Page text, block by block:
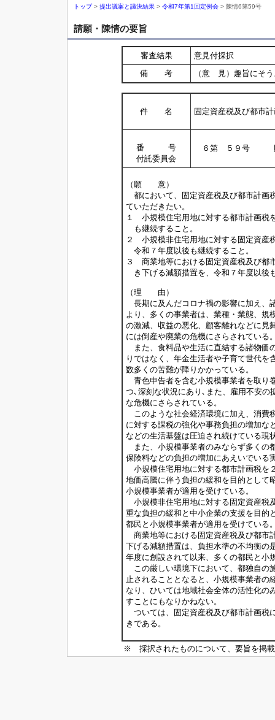
トップ> 提出議案と議決結果 > 令和7年第1回定例会 > 陳情6第59号
請願・陳情の要旨
審査結果
意見付採択
備 考
（意 見）趣旨にそ
件 名 固定資産税及び都市
番 号
付託委員会
６第 ５９号
（願 意）
都において、固定資産税及び都市計画
ていただきたい。
１ 小規模住宅用地に対する都市計画税
も継続すること。
２ 小規模非住宅用地に対する固定資産
令和７年度以後も継続すること。
３ 商業地等における固定資産税及び都
き下げる減額措置を、令和７年度以後
（理 由）
長期に及んだコロナ禍の影響に加え、
より、多くの事業者は、業種・業態、規
の激減、収益の悪化、顧客離れなどに見
には倒産や廃業の危機にさらされている
また、食料品や生活に直結する諸物価
りではなく、年金生活者や子育て世代を
数多くの苦難が降りかかっている。
青色申告者を含む小規模事業者を取り
つ､深刻な状況にあり､また、雇用不安の
な危機にさらされている。
このような社会経済環境に加え、消費
に対する課税の強化や事務負担の増加な
などの生活基盤は圧迫され続けている現
また、小規模事業者のみならず多くの
保険料などの負担の増加にあえいでいる
小規模住宅用地に対する都市計画税を
地価高騰に伴う負担の緩和を目的として
小規模事業者が適用を受けている。
小規模非住宅用地に対する固定資産税
重な負担の緩和と中小企業の支援を目的
都民と小規模事業者が適用を受けている
商業地等における固定資産税及び都市
下げる減額措置は、負担水準の不均衡の
年度に創設されて以来、多くの都民と小
この厳しい環境下において、都独自の
止されることとなると、小規模事業者の
なり、ひいては地域社会全体の活性化の
すことにもなりかねない。
ついては、固定資産税及び都市計画税
きである。
※ 採択されたものについて、要旨を掲